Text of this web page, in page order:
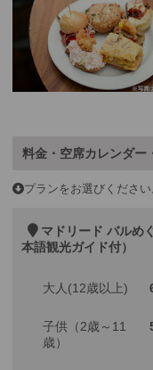
料金・空席カレンダー
プランをお選びください
マドリード バルめ
本語観光ガイド付）
大人(12歳以上)
子供（2歳～11
歳）